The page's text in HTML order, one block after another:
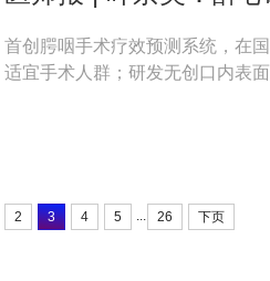
首创腭咽手术疗效预测系统，在
适宜手术人群；研发无创口内表
2 3 4 5 ... 26 下页